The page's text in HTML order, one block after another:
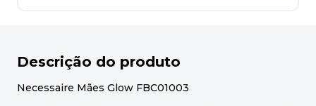
Descrição do produto
Necessaire Mães Glow FBC01003